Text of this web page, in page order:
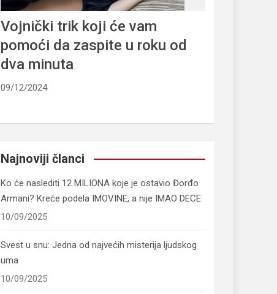
Vojnički trik koji će vam
pomoći da zaspite u roku od
dva minuta
09/12/2024
Najnoviji članci
Ko će naslediti 12 MILIONA koje je ostavio Đorđo
Armani? Kreće podela IMOVINE, a nije IMAO DECE
10/09/2025
Svest u snu: Jedna od najvećih misterija ljudskog
uma
10/09/2025